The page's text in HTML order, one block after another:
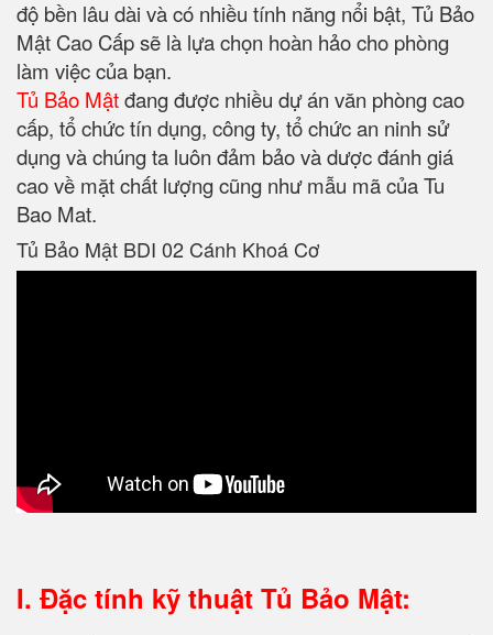
độ bền lâu dài và có nhiều tính năng nổi bật, Tủ Bảo
Mật Cao Cấp sẽ là lựa chọn hoàn hảo cho phòng
làm việc của bạn.
Tủ Bảo Mậtđang được nhiều dự án văn phòng cao
cấp, tổ chức tín dụng, công ty, tổ chức an ninh sử
dụng và chúng ta luôn đảm bảo và dược đánh giá
cao về mặt chất lượng cũng như mẫu mã của Tu
Bao Mat.
Tủ Bảo Mật BDI 02 Cánh Khoá Cơ
I. Đặc tính kỹ thuật Tủ Bảo Mật: